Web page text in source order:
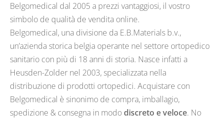
Belgomedical dal 2005 a prezzi vantaggiosi, il vostro
simbolo de qualità de vendita online.
Belgomedical, una divisione da E.B.Materials b.v.,
un’azienda storica belgia operante nel settore ortopedico
sanitario con più di 18 anni di storia. Nasce infatti a
Heusden-Zolder nel 2003, specializzata nella
distribuzione di prodotti ortopedici. Acquistare con
Belgomedical è sinonimo de compra, imballagio,
spedizione & consegna in mododiscreto e veloce. No